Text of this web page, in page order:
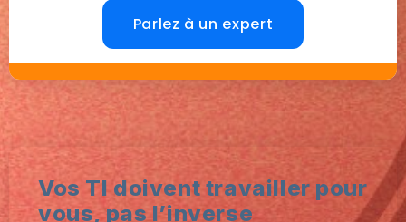
Parlez à un expert
Vos TI doivent travailler pour
vous, pas l’inverse